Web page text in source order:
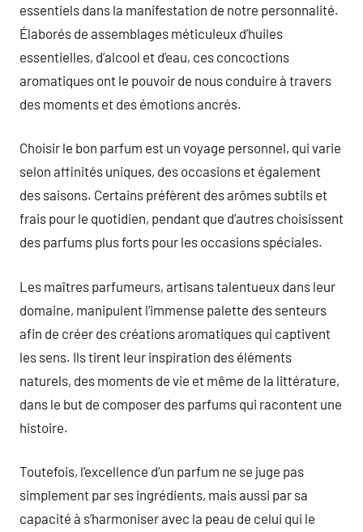
essentiels dans la manifestation de notre personnalité.
Élaborés de assemblages méticuleux d’huiles
essentielles, d’alcool et d’eau, ces concoctions
aromatiques ont le pouvoir de nous conduire à travers
des moments et des émotions ancrés.
Choisir le bon parfum est un voyage personnel, qui varie
selon affinités uniques, des occasions et également
des saisons. Certains préfèrent des arômes subtils et
frais pour le quotidien, pendant que d’autres choisissent
des parfums plus forts pour les occasions spéciales.
Les maîtres parfumeurs, artisans talentueux dans leur
domaine, manipulent l’immense palette des senteurs
afin de créer des créations aromatiques qui captivent
les sens. Ils tirent leur inspiration des éléments
naturels, des moments de vie et même de la littérature,
dans le but de composer des parfums qui racontent une
histoire.
Toutefois, l’excellence d’un parfum ne se juge pas
simplement par ses ingrédients, mais aussi par sa
capacité à s’harmoniser avec la peau de celui qui le